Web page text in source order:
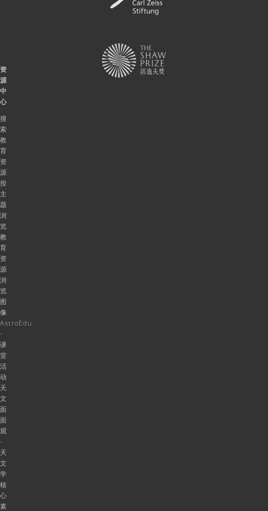
资
源
中
心
搜
索
教
育
资
源
按
主
题
浏
览
教
育
资
源
浏
览
图
像
AstroEdu
-
课
堂
活
动
天
文
面
面
观
-
天
文
学
核
心
素